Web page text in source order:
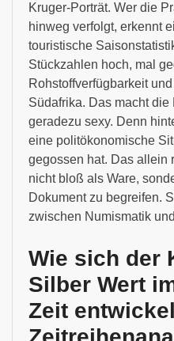
Kruger-Porträt. Wer die
hinweg verfolgt, erkennt
touristische
Stückzahlen hoch, mal
Rohstoffverfügbarkeit
Südafrika. Das macht
geradezu sexy. Denn
eine politökonomische
gegossen hat. Das allein
nicht bloß als Ware,
Dokument zu begreifen.
zwischen Numismatik
Wie sich der
Silber Wert
Zeit